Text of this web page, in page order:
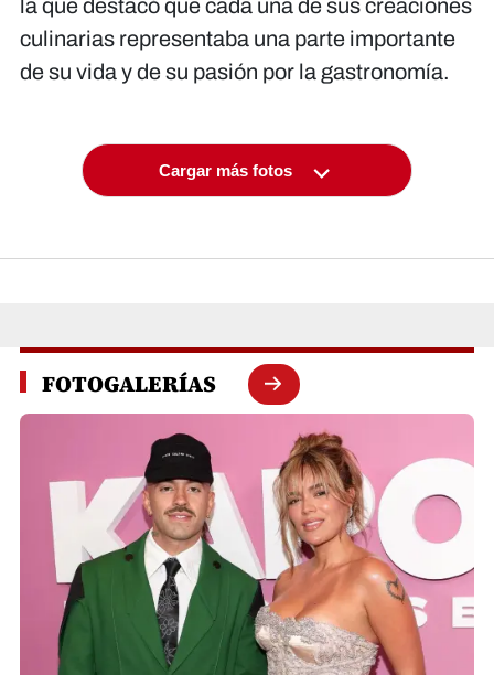
la que destacó que cada una de sus creaciones
culinarias representaba una parte importante
de su vida y de su pasión por la gastronomía.
Cargar más fotos
FOTOGALERÍAS